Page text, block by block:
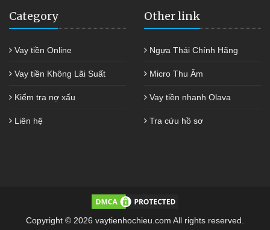
Category
Vay tiền Online
Vay tiền Không Lãi Suất
Kiểm tra nợ xấu
Liên hệ
Other link
Ngựa Thái Chính Hãng
Micro Thu Âm
Vay tiền nhanh Olava
Tra cứu hồ sơ
Copyright © 2026 vaytienhochieu.com All rights reserved.